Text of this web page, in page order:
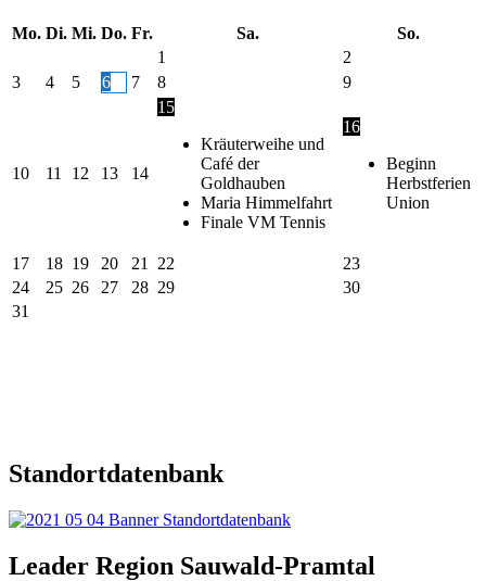
Mo. Di. Mi. Do. Fr. Sa.
So.
1
2
3
4 5 6 7 8 9
10 11 12 13 14
15
Kräuterweihe und
Café der
Goldhauben
Maria Himmelfahrt
Finale VM Tennis
16
Beginn
Herbstferien
Union
17 18 19 20 21 22
23
24
25 26 27 28 29
30
31
Standortdatenbank
Leader Region Sauwald-Pramtal